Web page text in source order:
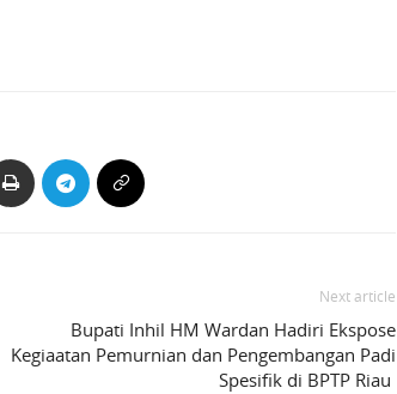
Next article
Bupati Inhil HM Wardan Hadiri Ekspose
Kegiaatan Pemurnian dan Pengembangan Padi
Spesifik di BPTP Riau